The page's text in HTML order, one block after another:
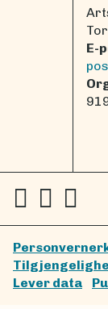
E-
Lever data